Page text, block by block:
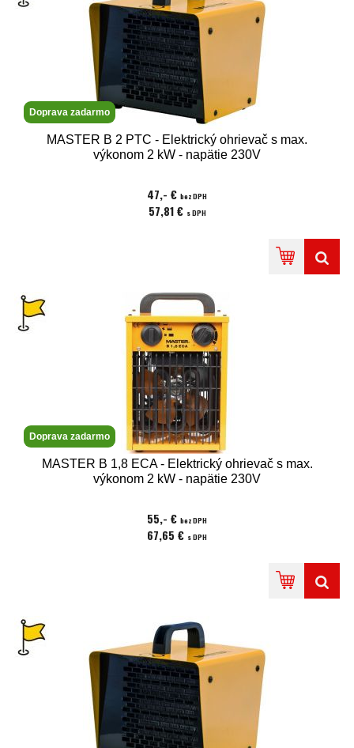
Doprava zadarmo
MASTER B 2 PTC - Elektrický ohrievač s max.
výkonom 2 kW - napätie 230V
47,- € bez DPH
57,81 € s DPH
Doprava zadarmo
MASTER B 1,8 ECA - Elektrický ohrievač s max.
výkonom 2 kW - napätie 230V
55,- € bez DPH
67,65 € s DPH